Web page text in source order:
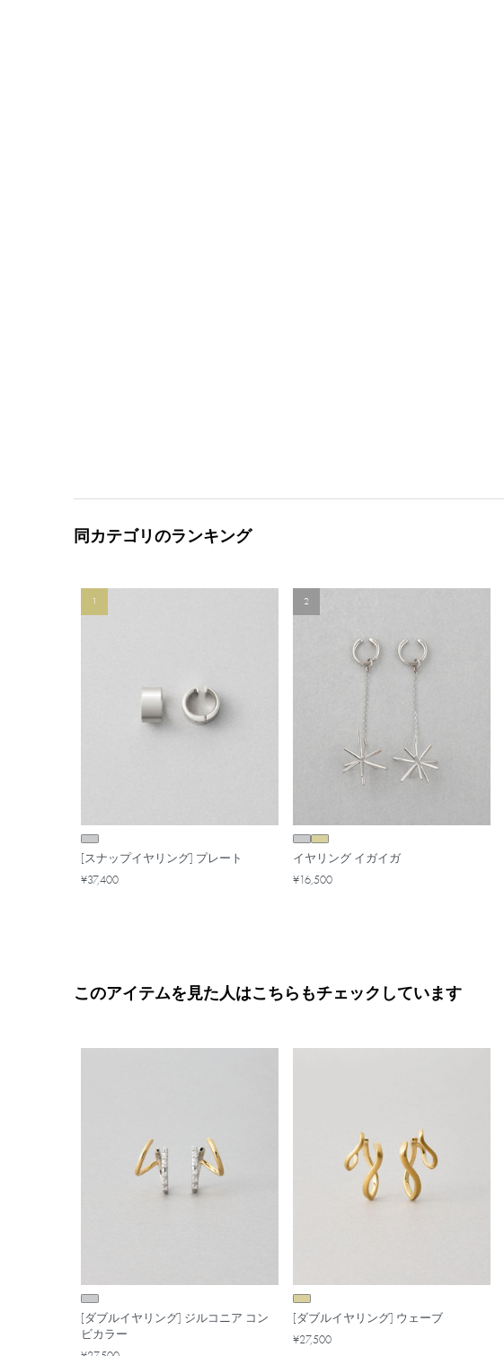
同カテゴリのランキング
1
[スナップイヤリング] プレート
¥37,400
2
イヤリング イガイガ
¥16,500
このアイテムを見た人はこちらもチェックしています
[ダブルイヤリング] ジルコニア コン
ビカラー
[ダブルイヤリング] ウェーブ
¥27,500